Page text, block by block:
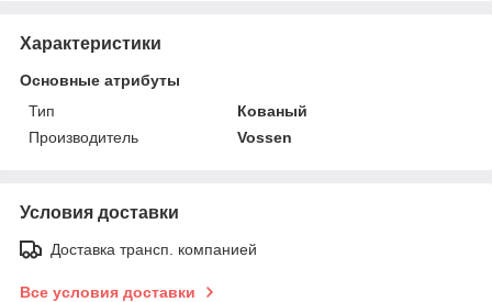
Характеристики
Основные атрибуты
Тип
Кованый
Производитель
Vossen
Условия доставки
Доставка трансп. компанией
Все условия доставки